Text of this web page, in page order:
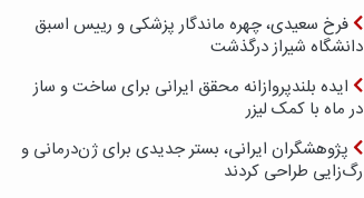
فرخ سعیدی، چهره ماندگار پزشکی و رییس اسبق
دانشگاه شیراز درگذشت
ایده بلندپروازانه محقق ایرانی برای ساخت و ساز
در ماه با کمک لیزر
پژوهشگران ایرانی، بستر جدیدی برای ژن‌درمانی و
رگ‌زایی طراحی کردند